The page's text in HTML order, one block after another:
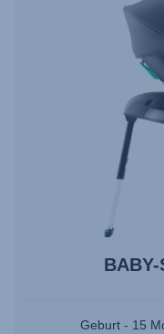
BABY-
Geburt - 15